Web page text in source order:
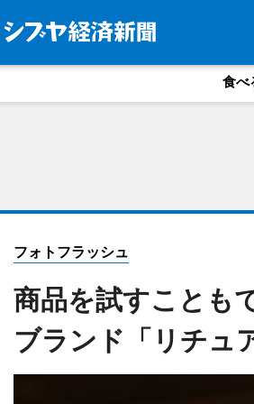
食べ
フォトフラッシュ
商品を試すことも
ブランド「リチュ